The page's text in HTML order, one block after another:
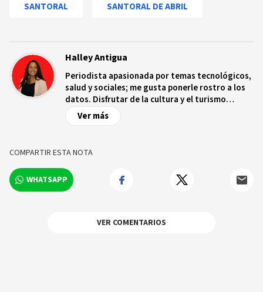
SANTORAL SANTORAL DE ABRIL
Halley Antigua
Periodista apasionada por temas tecnológicos,
salud y sociales; me gusta ponerle rostro a los
datos. Disfrutar de la cultura y el turismo
ecológico.
Ver más
COMPARTIR ESTA NOTA
WHATSAPP
VER COMENTARIOS